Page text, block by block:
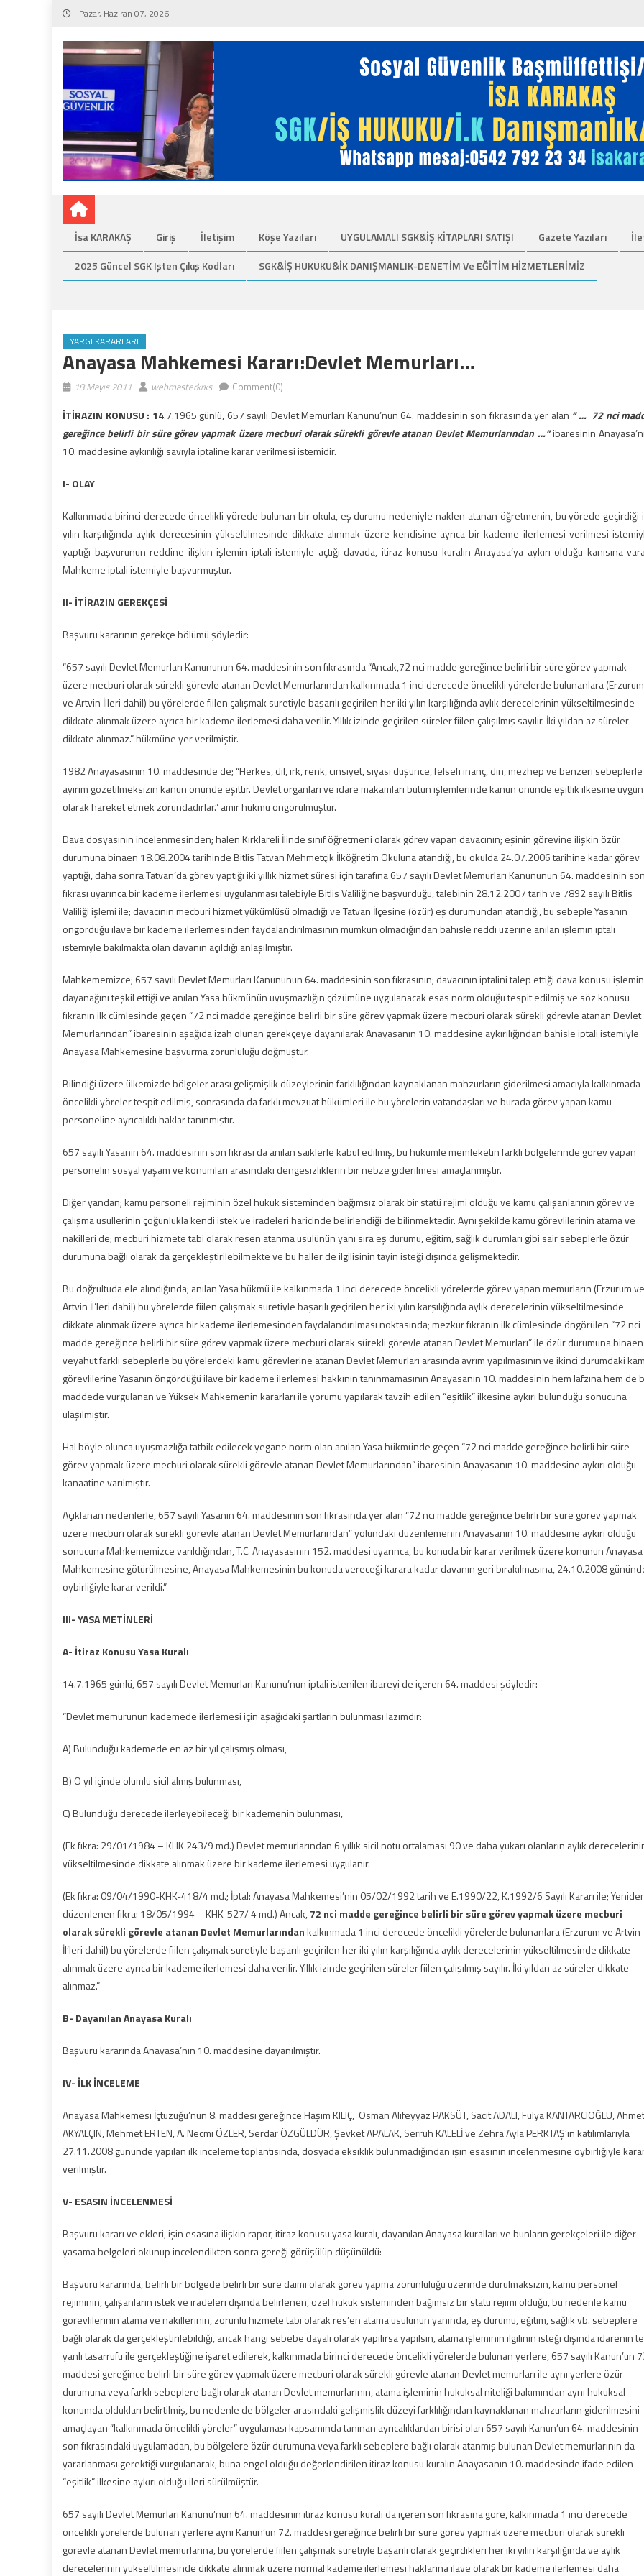
Skip
content
Pazar, Haziran 07, 2026
İsa KARAKAŞ Giriş İletişim Köşe Yazıları UYGULAMALI SGK&İŞ KİTAPLARI SATIŞI Gazete Yazıları
2025 Güncel SGK Işten Çıkış Kodları
SGK&İŞ HUKUKU&İK DANIŞMANLIK-DENETİM Ve EĞİTİM HİZMETLERİMİZ
YARGI KARARLARI
Anayasa Mahkemesi Kararı:Devlet Memurları…
18 Mayıs 2011 webmasterkrks Comment(0)
İTİRAZIN KONUSU : 14.7.1965 günlü, 657 sayılı Devlet Memurları Kanunu’nun 64. maddesinin son fıkrasında yer alan “ … 72 nci
gereğince belirli bir süre görev yapmak üzere mecburi olarak sürekli görevle atanan Devlet Memurlarından …”ibaresinin
10. maddesine aykırılığı savıyla iptaline karar verilmesi istemidir.
I- OLAY
Kalkınmada birinci derecede öncelikli yörede bulunan bir okula, eş durumu nedeniyle naklen atanan öğretmenin, bu yörede geçirdiği
yılın karşılığında aylık derecesinin yükseltilmesinde dikkate alınmak üzere kendisine ayrıca bir kademe ilerlemesi verilmesi
yaptığı başvurunun reddine ilişkin işlemin iptali istemiyle açtığı davada, itiraz konusu kuralın Anayasa’ya aykırı olduğu kanısına
Mahkeme iptali istemiyle başvurmuştur.
II- İTİRAZIN GEREKÇESİ
Başvuru kararının gerekçe bölümü şöyledir:
“657 sayılı Devlet Memurları Kanununun 64. maddesinin son fıkrasında “Ancak,72 nci madde gereğince belirli bir süre görev yapmak
üzere mecburi olarak sürekli görevle atanan Devlet Memurlarından kalkınmada 1 inci derecede öncelikli yörelerde bulunanlara (Erzurum
ve Artvin İlleri dahil) bu yörelerde fiilen çalışmak suretiyle başarılı geçirilen her iki yılın karşılığında aylık derecelerinin yükseltilmesinde
dikkate alınmak üzere ayrıca bir kademe ilerlemesi daha verilir. Yıllık izinde geçirilen süreler fiilen çalışılmış sayılır. İki yıldan az süreler
dikkate alınmaz.” hükmüne yer verilmiştir.
1982 Anayasasının 10. maddesinde de; “Herkes, dil, ırk, renk, cinsiyet, siyasi düşünce, felsefi inanç, din, mezhep ve benzeri sebeplerle
ayırım gözetilmeksizin kanun önünde eşittir. Devlet organları ve idare makamları bütün işlemlerinde kanun önünde eşitlik ilkesine uygun
olarak hareket etmek zorundadırlar.” amir hükmü öngörülmüştür.
Dava dosyasının incelenmesinden; halen Kırklareli İlinde sınıf öğretmeni olarak görev yapan davacının; eşinin görevine ilişkin özür
durumuna binaen 18.08.2004 tarihinde Bitlis Tatvan Mehmetçik İlköğretim Okuluna atandığı, bu okulda 24.07.2006 tarihine kadar görev
yaptığı, daha sonra Tatvan’da görev yaptığı iki yıllık hizmet süresi için tarafına 657 sayılı Devlet Memurları Kanununun 64. maddesinin
fıkrası uyarınca bir kademe ilerlemesi uygulanması talebiyle Bitlis Valiliğine başvurduğu, talebinin 28.12.2007 tarih ve 7892 sayılı Bitlis
Valiliği işlemi ile; davacının mecburi hizmet yükümlüsü olmadığı ve Tatvan İlçesine (özür) eş durumundan atandığı, bu sebeple Yasanın
öngördüğü ilave bir kademe ilerlemesinden faydalandırılmasının mümkün olmadığından bahisle reddi üzerine anılan işlemin iptali
istemiyle bakılmakta olan davanın açıldığı anlaşılmıştır.
Mahkememizce; 657 sayılı Devlet Memurları Kanununun 64. maddesinin son fıkrasının; davacının iptalini talep ettiği dava konusu işlemin
dayanağını teşkil ettiği ve anılan Yasa hükmünün uyuşmazlığın çözümüne uygulanacak esas norm olduğu tespit edilmiş ve söz konusu
fıkranın ilk cümlesinde geçen “72 nci madde gereğince belirli bir süre görev yapmak üzere mecburi olarak sürekli görevle atanan Devlet
Memurlarından” ibaresinin aşağıda izah olunan gerekçeye dayanılarak Anayasanın 10. maddesine aykırılığından bahisle iptali istemiyle
Anayasa Mahkemesine başvurma zorunluluğu doğmuştur.
Bilindiği üzere ülkemizde bölgeler arası gelişmişlik düzeylerinin farklılığından kaynaklanan mahzurların giderilmesi amacıyla kalkınmada
öncelikli yöreler tespit edilmiş, sonrasında da farklı mevzuat hükümleri ile bu yörelerin vatandaşları ve burada görev yapan kamu
personeline ayrıcalıklı haklar tanınmıştır.
657 sayılı Yasanın 64. maddesinin son fıkrası da anılan saiklerle kabul edilmiş, bu hükümle memleketin farklı bölgelerinde görev yapan
personelin sosyal yaşam ve konumları arasındaki dengesizliklerin bir nebze giderilmesi amaçlanmıştır.
Diğer yandan; kamu personeli rejiminin özel hukuk sisteminden bağımsız olarak bir statü rejimi olduğu ve kamu çalışanlarının görev ve
çalışma usullerinin çoğunlukla kendi istek ve iradeleri haricinde belirlendiği de bilinmektedir. Aynı şekilde kamu görevlilerinin atama ve
nakilleri de; mecburi hizmete tabi olarak resen atanma usulünün yanı sıra eş durumu, eğitim, sağlık durumları gibi sair sebeplerle özür
durumuna bağlı olarak da gerçekleştirilebilmekte ve bu haller de ilgilisinin tayin isteği dışında gelişmektedir.
Bu doğrultuda ele alındığında; anılan Yasa hükmü ile kalkınmada 1 inci derecede öncelikli yörelerde görev yapan memurların (Erzurum ve
Artvin İl’leri dahil) bu yörelerde fiilen çalışmak suretiyle başarılı geçirilen her iki yılın karşılığında aylık derecelerinin yükseltilmesinde
dikkate alınmak üzere ayrıca bir kademe ilerlemesinden faydalandırılması noktasında; mezkur fıkranın ilk cümlesinde öngörülen “72 nci
madde gereğince belirli bir süre görev yapmak üzere mecburi olarak sürekli görevle atanan Devlet Memurları” ile özür durumuna binaen
veyahut farklı sebeplerle bu yörelerdeki kamu görevlerine atanan Devlet Memurları arasında ayrım yapılmasının ve ikinci durumdaki
görevlilerine Yasanın öngördüğü ilave bir kademe ilerlemesi hakkının tanınmamasının Anayasanın 10. maddesinin hem lafzına hem de
maddede vurgulanan ve Yüksek Mahkemenin kararları ile yorumu yapılarak tavzih edilen “eşitlik” ilkesine aykırı bulunduğu sonucuna
ulaşılmıştır.
Hal böyle olunca uyuşmazlığa tatbik edilecek yegane norm olan anılan Yasa hükmünde geçen “72 nci madde gereğince belirli bir süre
görev yapmak üzere mecburi olarak sürekli görevle atanan Devlet Memurlarından” ibaresinin Anayasanın 10. maddesine aykırı olduğu
kanaatine varılmıştır.
Açıklanan nedenlerle, 657 sayılı Yasanın 64. maddesinin son fıkrasında yer alan “72 nci madde gereğince belirli bir süre görev yapmak
üzere mecburi olarak sürekli görevle atanan Devlet Memurlarından” yolundaki düzenlemenin Anayasanın 10. maddesine aykırı olduğu
sonucuna Mahkememizce varıldığından, T.C. Anayasasının 152. maddesi uyarınca, bu konuda bir karar verilmek üzere konunun Anayasa
Mahkemesine götürülmesine, Anayasa Mahkemesinin bu konuda vereceği karara kadar davanın geri bırakılmasına, 24.10.2008
oybirliğiyle karar verildi.”
III- YASA METİNLERİ
A- İtiraz Konusu Yasa Kuralı
14.7.1965 günlü, 657 sayılı Devlet Memurları Kanunu’nun iptali istenilen ibareyi de içeren 64. maddesi şöyledir:
“Devlet memurunun kademede ilerlemesi için aşağıdaki şartların bulunması lazımdır:
A) Bulunduğu kademede en az bir yıl çalışmış olması,
B) O yıl içinde olumlu sicil almış bulunması,
C) Bulunduğu derecede ilerleyebileceği bir kademenin bulunması,
(Ek fıkra: 29/01/1984 – KHK 243/9 md.) Devlet memurlarından 6 yıllık sicil notu ortalaması 90 ve daha yukarı olanların aylık
yükseltilmesinde dikkate alınmak üzere bir kademe ilerlemesi uygulanır.
(Ek fıkra: 09/04/1990-KHK-418/4 md.; İptal: Anayasa Mahkemesi’nin 05/02/1992 tarih ve E.1990/22, K.1992/6 Sayılı Kararı ile;
düzenlenen fıkra: 18/05/1994 – KHK-527/ 4 md.) Ancak,72 nci madde gereğince belirli bir süre görev yapmak üzere mecburi
olarak sürekli görevle atanan Devlet Memurlarındankalkınmada 1 inci derecede öncelikli yörelerde bulunanlara (Erzurum ve Artvin
İl’leri dahil) bu yörelerde fiilen çalışmak suretiyle başarılı geçirilen her iki yılın karşılığında aylık derecelerinin yükseltilmesinde dikkate
alınmak üzere ayrıca bir kademe ilerlemesi daha verilir. Yıllık izinde geçirilen süreler fiilen çalışılmış sayılır. İki yıldan az süreler dikkate
alınmaz.”
B- Dayanılan Anayasa Kuralı
Başvuru kararında Anayasa’nın 10. maddesine dayanılmıştır.
IV- İLK İNCELEME
Anayasa Mahkemesi İçtüzüğü’nün 8. maddesi gereğince Haşim KILIÇ, Osman Alifeyyaz PAKSÜT, Sacit ADALI, Fulya KANTARCIOĞLU, Ahmet
AKYALÇIN, Mehmet ERTEN, A. Necmi ÖZLER, Serdar ÖZGÜLDÜR, Şevket APALAK, Serruh KALELİ ve Zehra Ayla PERKTAŞ’ın katılımlarıyla
27.11.2008 gününde yapılan ilk inceleme toplantısında, dosyada eksiklik bulunmadığından işin esasının incelenmesine oybirliğiyle
verilmiştir.
V- ESASIN İNCELENMESİ
Başvuru kararı ve ekleri, işin esasına ilişkin rapor, itiraz konusu yasa kuralı, dayanılan Anayasa kuralları ve bunların gerekçeleri ile diğer
yasama belgeleri okunup incelendikten sonra gereği görüşülüp düşünüldü:
Başvuru kararında, belirli bir bölgede belirli bir süre daimi olarak görev yapma zorunluluğu üzerinde durulmaksızın, kamu personel
rejiminin, çalışanların istek ve iradeleri dışında belirlenen, özel hukuk sisteminden bağımsız bir statü rejimi olduğu, bu nedenle kamu
görevlilerinin atama ve nakillerinin, zorunlu hizmete tabi olarak res’en atama usulünün yanında, eş durumu, eğitim, sağlık vb. sebeplere
bağlı olarak da gerçekleştirilebildiği, ancak hangi sebebe dayalı olarak yapılırsa yapılsın, atama işleminin ilgilinin isteği dışında idarenin
yanlı tasarrufu ile gerçekleştiğine işaret edilerek, kalkınmada birinci derecede öncelikli yörelerde bulunan yerlere, 657 sayılı Kanun’un
maddesi gereğince belirli bir süre görev yapmak üzere mecburi olarak sürekli görevle atanan Devlet memurları ile aynı yerlere özür
durumuna veya farklı sebeplere bağlı olarak atanan Devlet memurlarının, atama işleminin hukuksal niteliği bakımından aynı hukuksal
konumda oldukları belirtilmiş, bu nedenle de bölgeler arasındaki gelişmişlik düzeyi farklılığından kaynaklanan mahzurların giderilmesini
amaçlayan “kalkınmada öncelikli yöreler” uygulaması kapsamında tanınan ayrıcalıklardan birisi olan 657 sayılı Kanun’un 64. maddesinin
son fıkrasındaki uygulamadan, bu bölgelere özür durumuna veya farklı sebeplere bağlı olarak atanmış bulunan Devlet memurlarının da
yararlanması gerektiği vurgulanarak, buna engel olduğu değerlendirilen itiraz konusu kuralın Anayasanın 10. maddesinde ifade edilen
“eşitlik” ilkesine aykırı olduğu ileri sürülmüştür.
657 sayılı Devlet Memurları Kanunu’nun 64. maddesinin itiraz konusu kuralı da içeren son fıkrasına göre, kalkınmada 1 inci derecede
öncelikli yörelerde bulunan yerlere aynı Kanun’un 72. maddesi gereğince belirli bir süre görev yapmak üzere mecburi olarak sürekli
görevle atanan Devlet memurlarına, bu yörelerde fiilen çalışmak suretiyle başarılı olarak geçirdikleri her iki yılın karşılığında ve aylık
derecelerinin yükseltilmesinde dikkate alınmak üzere normal kademe ilerlemesi haklarına ilave olarak bir kademe ilerlemesi daha